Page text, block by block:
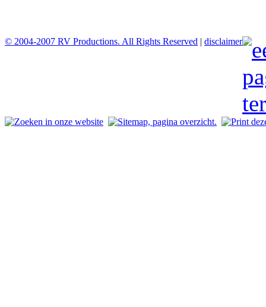
© 2004-2007 RV Productions. All Rights Reserved | disclaimer